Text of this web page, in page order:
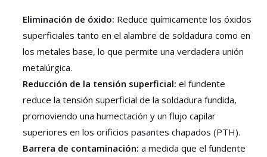
Eliminación de óxido: Reduce químicamente los óxidos
superficiales tanto en el alambre de soldadura como en
los metales base, lo que permite una verdadera unión
metalúrgica.
Reducción de la tensión superficial: el fundente
reduce la tensión superficial de la soldadura fundida,
promoviendo una humectación y un flujo capilar
superiores en los orificios pasantes chapados (PTH).
Barrera de contaminación: a medida que el fundente